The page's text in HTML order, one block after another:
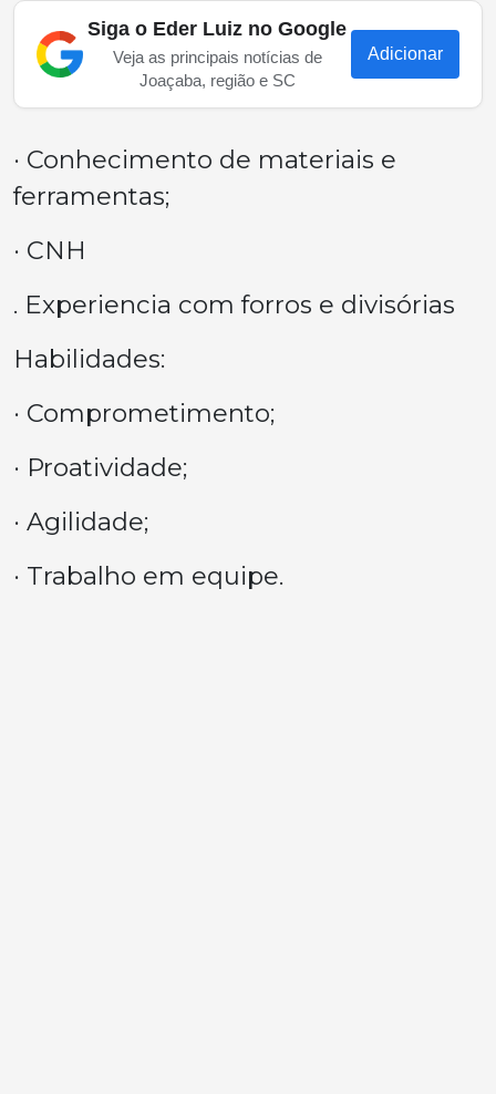
Siga o Eder Luiz no Google
Veja as principais notícias de
Joaçaba, região e SC
Adicionar
· Conhecimento de materiais e
ferramentas;
· CNH
. Experiencia com forros e divisórias
Habilidades:
· Comprometimento;
· Proatividade;
· Agilidade;
· Trabalho em equipe.